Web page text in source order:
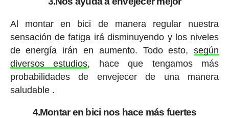
Al montar en bici de manera regular nuestra
sensación de fatiga irá disminuyendo y los niveles
de energía irán en aumento. Todo esto,según
diversos estudios, hace que tengamos más
probabilidades de envejecer de una manera
saludable .
4.Montar en bici nos hace más fuertes